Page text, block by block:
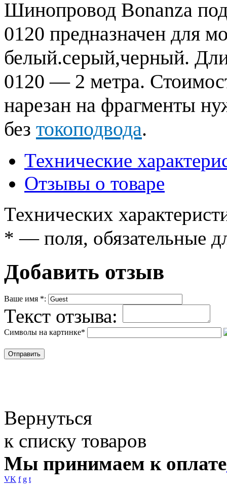
Шинопровод Bonanza
0120 предназначен для
белый.серый,черный.
0120 — 2 метра.
нарезан на фрагменты
без токоподвода.
Технические
Отзывы о товаре
Технических
* — поля, обязательные
Добавить отзыв
Ваше имя *:
Текст отзыва:
Символы на картинке*
Вернуться
к списку товаров
Мы принимаем к оплате
VK f g t